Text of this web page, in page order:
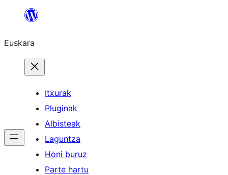
Euskara
Itxurak
Pluginak
Albisteak
Laguntza
Honi buruz
Parte hartu